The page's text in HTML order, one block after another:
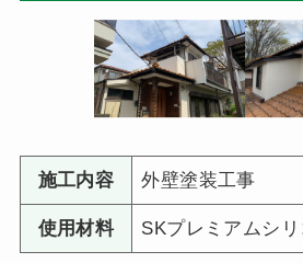
施工内容 外壁塗装工事
使用材料 SKプレミアムシ